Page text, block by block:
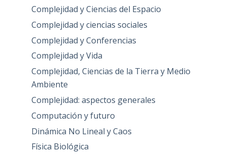
Complejidad y Ciencias del Espacio
Complejidad y ciencias sociales
Complejidad y Conferencias
Complejidad y Vida
Complejidad, Ciencias de la Tierra y Medio
Ambiente
Complejidad: aspectos generales
Computación y futuro
Dinámica No Lineal y Caos
Física Biológica